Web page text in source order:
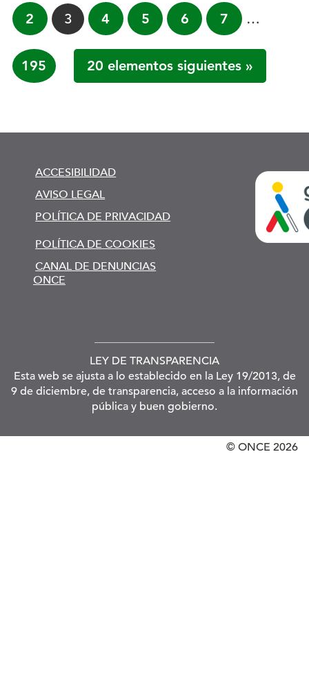
Página
2 Página
3 Página
4 Página
5 Página
6 Página
7 …
Página
195 20 elementos siguientes »
ACCESIBILIDAD
AVISO LEGAL
POLÍTICA DE PRIVACIDAD
POLÍTICA DE COOKIES
CANAL DE DENUNCIAS
ONCE
LEY DE TRANSPARENCIA
Esta web se ajusta a lo establecido en la Ley 19/2013, de
9 de diciembre, de transparencia, acceso a la información
pública y buen gobierno.
© ONCE 2026